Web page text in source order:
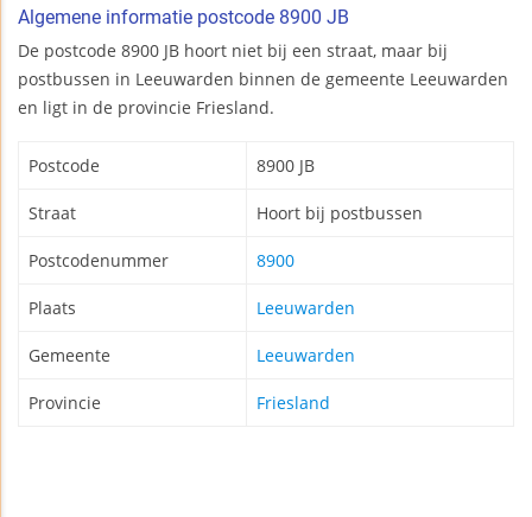
Algemene informatie postcode 8900 JB
De postcode 8900 JB hoort niet bij een straat, maar bij
postbussen in Leeuwarden binnen de gemeente Leeuwarden
en ligt in de provincie Friesland.
Postcode 8900 JB
Straat Hoort bij postbussen
Postcodenummer 8900
Plaats Leeuwarden
Gemeente Leeuwarden
Provincie Friesland